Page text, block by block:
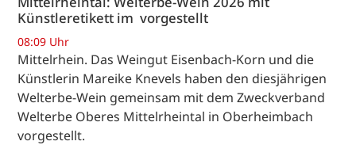
Künstleretikett im vorgestellt
08:09 Uhr
Mittelrhein. Das Weingut Eisenbach-Korn und die
Künstlerin Mareike Knevels haben den diesjährigen
Welterbe-Wein gemeinsam mit dem Zweckverband
Welterbe Oberes Mittelrheintal in Oberheimbach
vorgestellt.